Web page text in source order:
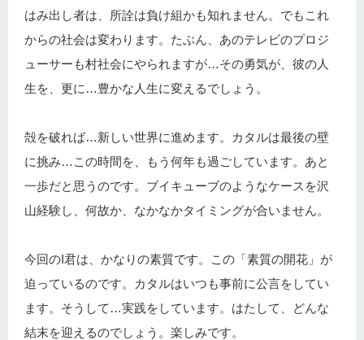
はみ出し者は、所詮は負け組かも知れません。でもこれ
からの社会は変わります。たぶん、あのテレビのプロジ
ューサーも村社会にやられますが…その勇気が、彼の人
生を、更に…豊かな人生に変えるでしょう。
殻を破れば…新しい世界に進めます。カタルは最後の壁
に挑み…この時間を、もう何年も過ごしています。あと
一歩だと思うのです。ブイキューブのようなケースを沢
山経験し、何故か、なかなかタイミングが合いません。
今回のI君は、かなりの素質です。この「素質の開花」が
迫っているのです。カタルはいつも事前に公言をしてい
ます。そうして…実践をしています。はたして、どんな
結末を迎えるのでしょう。楽しみです。